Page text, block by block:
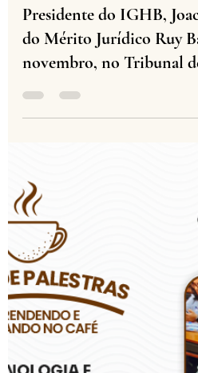
Institutos Históricos